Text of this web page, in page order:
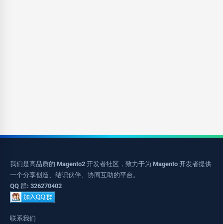
我们是高品质的 Magento2 开发者社区，致力于为 Magento 开发者提供
一个分享创造、结识伙伴、协同互助的平台。
QQ 群: 326270402
联系我们